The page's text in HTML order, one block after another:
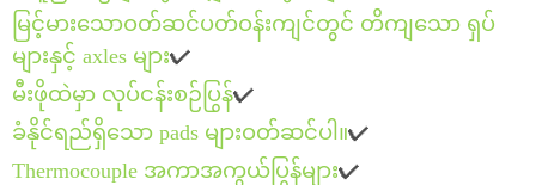
မြင့်မားသောဝတ်ဆင်ပတ်ဝန်းကျင်တွင် တိကျသော ရှပ်
များနှင့် axles များ✔
မီးဖိုထဲမှာ လုပ်ငန်းစဉ်ပြွန်✔
ခံနိုင်ရည်ရှိသော pads များဝတ်ဆင်ပါ။✔
Thermocouple အကာအကွယ်ပြွန်များ✔